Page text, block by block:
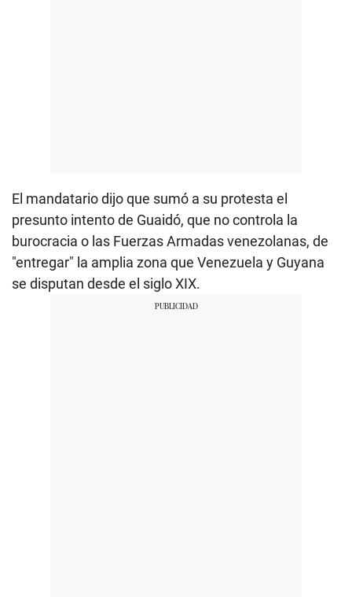
El mandatario dijo que sumó a su protesta el
presunto intento de Guaidó, que no controla la
burocracia o las Fuerzas Armadas venezolanas, de
"entregar" la amplia zona que Venezuela y Guyana
se disputan desde el siglo XIX.